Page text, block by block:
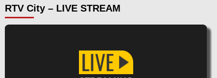
RTV City – LIVE STREAM